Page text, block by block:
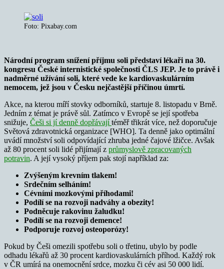
Foto: Pixabay.com
Národní program snížení příjmu soli představí lékaři na 30.
kongresu České internistické společnosti ČLS JEP. Je to právě i
nadměrné užívání soli, které vede ke kardiovaskulárním
nemocem, jež jsou v Česku nejčastější příčinou úmrtí.
Akce, na kterou míří stovky odborníků, startuje 8. listopadu v Brně.
Jedním z témat je právě sůl. Zatímco v Evropě se její spotřeba
snižuje, Češi si jí denně dopřávajítéměř třikrát více, než doporučuje
Světová zdravotnická organizace [WHO]. Ta denně jako optimální
uvádí množství soli odpovídající zhruba jedné čajové lžičce. Avšak
až 80 procent soli lidé přijímají z průmyslově zpracovaných
potravin. A její vysoký příjem pak stojí například za:
Zvýšeným krevním tlakem!
Srdečním selháním!
Cévními mozkovými příhodami!
Podílí se na rozvoji nadváhy a obezity!
Podněcuje rakovinu žaludku!
Podílí se na rozvoji demence!
Podporuje rozvoj osteoporózy!
Pokud by Češi omezili spotřebu soli o třetinu, ubylo by podle
odhadu lékařů až 30 procent kardiovaskulárních příhod. Každý rok
v ČR umírá na onemocnění srdce, mozku či cév asi 50 000 lidí.